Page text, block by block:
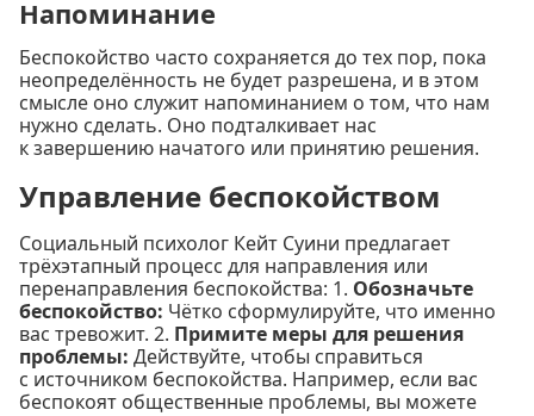
Напоминание
Беспокойство часто сохраняется до тех пор, пока
неопределённость не будет разрешена, и в этом
смысле оно служит напоминанием о том, что нам
нужно сделать. Оно подталкивает нас
к завершению начатого или принятию решения.
Управление беспокойством
Социальный психолог Кейт Суини предлагает
трёхэтапный процесс для направления или
перенаправления беспокойства: 1. Обозначьте
беспокойство: Чётко сформулируйте, что именно
вас тревожит. 2. Примите меры для решения
проблемы: Действуйте, чтобы справиться
с источником беспокойства. Например, если вас
беспокоят общественные проблемы, вы можете